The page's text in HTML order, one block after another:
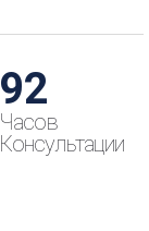
106
Часов
Консультации